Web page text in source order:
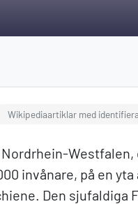
Wikipediaartiklar med
Westfalen,
invånare, på en
Den sjufaldiga